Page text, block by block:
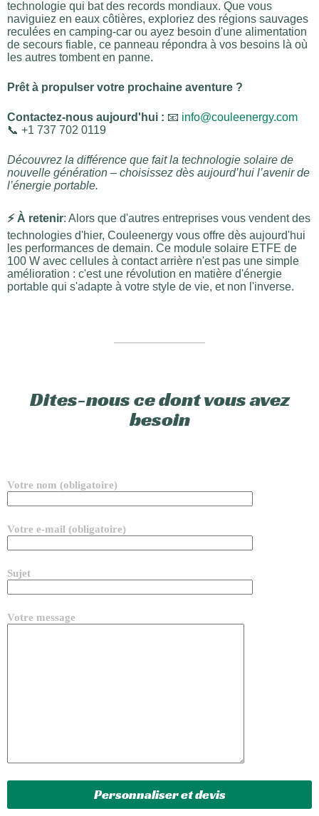
technologie qui bat des records mondiaux. Que vous
naviguiez en eaux côtières, exploriez des régions sauvages
reculées en camping-car ou ayez besoin d'une alimentation
de secours fiable, ce panneau répondra à vos besoins là où
les autres tombent en panne.
Prêt à propulser votre prochaine aventure ?
Contactez-nous aujourd'hui : 📧 info@couleenergy.com
📞 +1 737 702 0119
Découvrez la différence que fait la technologie solaire de
nouvelle génération – choisissez dès aujourd’hui l’avenir de
l’énergie portable.
⚡ À retenir: Alors que d'autres entreprises vous vendent des
technologies d'hier, Couleenergy vous offre dès aujourd'hui
les performances de demain. Ce module solaire ETFE de
100 W avec cellules à contact arrière n'est pas une simple
amélioration : c'est une révolution en matière d'énergie
portable qui s'adapte à votre style de vie, et non l'inverse.
Dites-nous ce dont vous avez
besoin
Votre nom (obligatoire)
Votre e-mail (obligatoire)
Sujet
Votre message